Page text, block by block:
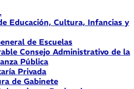
Educación, Cultura, Infancias y
de Escuelas
Consejo Administrativo de la
Pública
Privada
de Gabinete